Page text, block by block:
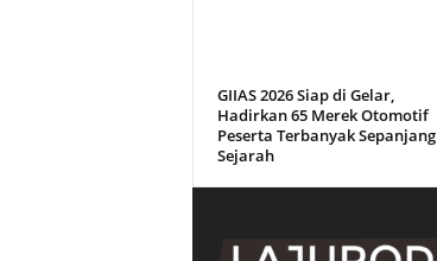
GIIAS 2026 Siap di Gelar,
Hadirkan 65 Merek Otomotif
Peserta Terbanyak Sepanjang
Sejarah